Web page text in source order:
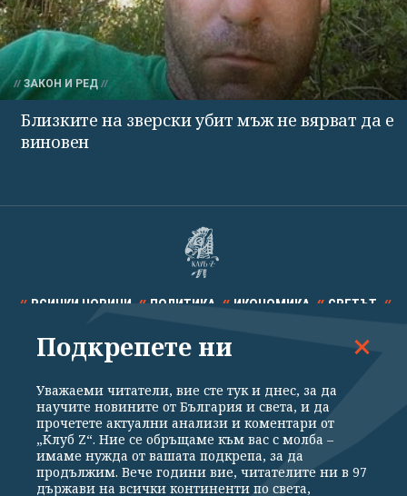
ЗАКОН И РЕД
Близките на зверски убит мъж не вярват да е
виновен
ВСИЧКИ НОВИНИ ПОЛИТИКА ИКОНОМИКА СВЕТЪТ
СПОРТ КУЛТУРА ТЕХНОЛОГИИ КАЛЕЙДОСКОП
Общи условия Политика за поверителност
Подкрепете ни
Уважаеми читатели, вие сте тук и днес, за да
научите новините от България и света, и да
прочетете актуални анализи и коментари от
„Клуб Z“. Ние се обръщаме към вас с молба –
имаме нужда от вашата подкрепа, за да
продължим. Вече години вие, читателите ни в 97
държави на всички континенти по света,